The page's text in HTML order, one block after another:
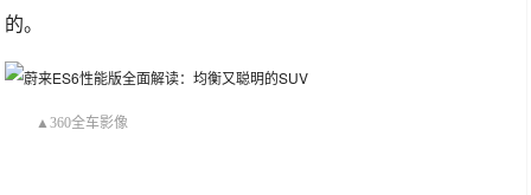
的。
▲360全车影像